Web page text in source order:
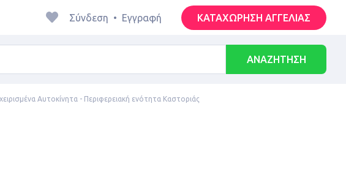
Σύνδεση • Εγγραφή ΚΑΤΑΧΩΡΗΣΗ ΑΓΓΕΛΙΑΣ
ΑΝΑΖΗΤΗΣΗ
Αυτοκίνητα - Περιφερειακή ενότητα Καστοριάς